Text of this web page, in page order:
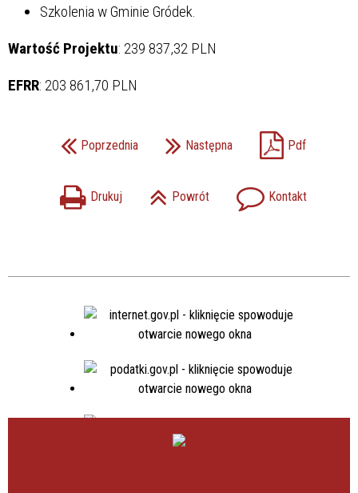
Szkolenia w Gminie Gródek.
Wartość Projektu: 239 837,32 PLN
EFRR: 203 861,70 PLN
Poprzednia Następna Pdf
Drukuj Powrót Kontakt